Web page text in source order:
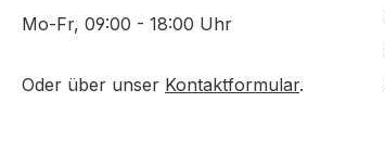
Mo-Fr, 09:00 - 18:00 Uhr
Oder über unser Kontaktformular.